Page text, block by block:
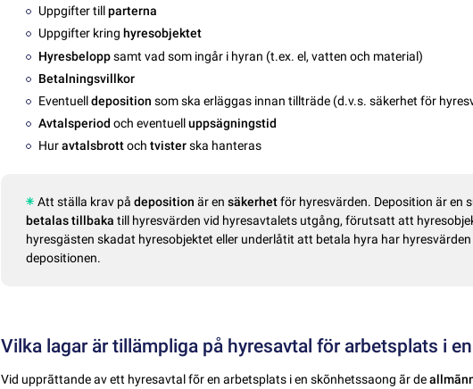
Uppgifter tillparterna
Uppgifter kring hyresobjektet
Hyresbeloppsamt vad som ingår i hyran (t.ex. el, vatten och material)
Betalningsvillkor
Eventuelldeposition som ska erläggas innan tillträde (d.v.s. säkerhet för
Avtalsperiod och eventuelluppsägningstid
Huravtalsbrottochtvisterska hanteras
Att ställa krav pådeposition är ensäkerhetför hyresvärden. Deposition är en
betalas tillbakatill hyresvärden vid hyresavtalets utgång, förutsatt att
hyresgästen skadat hyresobjektet eller underlåtit att betala hyra har
depositionen.
Vilka lagar är tillämpliga på hyresavtal för arbetsplats i
Vid upprãttande av ett hyresavtal fõr en arbetsplats i en skõnhetssaong ãr de